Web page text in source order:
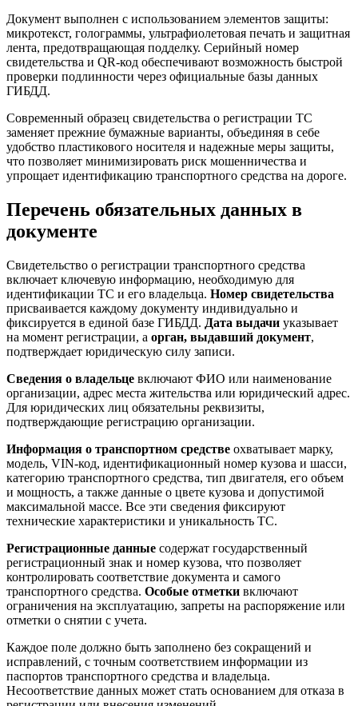
Документ выполнен с использованием элементов защиты:
микротекст, голограммы, ультрафиолетовая печать и защитная
лента, предотвращающая подделку. Серийный номер
свидетельства и QR-код обеспечивают возможность быстрой
проверки подлинности через официальные базы данных
ГИБДД.
Современный образец свидетельства о регистрации ТС
заменяет прежние бумажные варианты, объединяя в себе
удобство пластикового носителя и надежные меры защиты,
что позволяет минимизировать риск мошенничества и
упрощает идентификацию транспортного средства на дороге.
Перечень обязательных данных в
документе
Свидетельство о регистрации транспортного средства
включает ключевую информацию, необходимую для
идентификации ТС и его владельца. Номер свидетельства
присваивается каждому документу индивидуально и
фиксируется в единой базе ГИБДД. Дата выдачи указывает
на момент регистрации, а орган, выдавший документ,
подтверждает юридическую силу записи.
Сведения о владельце включают ФИО или наименование
организации, адрес места жительства или юридический адрес.
Для юридических лиц обязательны реквизиты,
подтверждающие регистрацию организации.
Информация о транспортном средстве охватывает марку,
модель, VIN-код, идентификационный номер кузова и шасси,
категорию транспортного средства, тип двигателя, его объем
и мощность, а также данные о цвете кузова и допустимой
максимальной массе. Все эти сведения фиксируют
технические характеристики и уникальность ТС.
Регистрационные данные содержат государственный
регистрационный знак и номер кузова, что позволяет
контролировать соответствие документа и самого
транспортного средства. Особые отметки включают
ограничения на эксплуатацию, запреты на распоряжение или
отметки о снятии с учета.
Каждое поле должно быть заполнено без сокращений и
исправлений, с точным соответствием информации из
паспортов транспортного средства и владельца.
Несоответствие данных может стать основанием для отказа в